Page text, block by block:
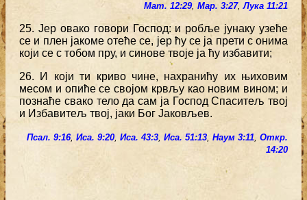
Мат. 12:29, Мар. 3:27,Лука 11:21
25. Јер овако говори Господ: и робље јунаку узеће
се и плен јакоме отеће се, јер ћу се ја прети с онима
који се с тобом пру, и синове твоје ја ћу избавити;
26. И који ти криво чине, нахранићу их њиховим
месом и опиће се својом крвљу као новим вином; и
познаће свако тело да сам ја Господ Спаситељ твој
и Избавитељ твој, јаки Бог Јаковљев.
Псал. 9:16, Иса. 9:20, Иса. 43:3, Иса. 51:13, Наум 3:11, Откр.
14:20